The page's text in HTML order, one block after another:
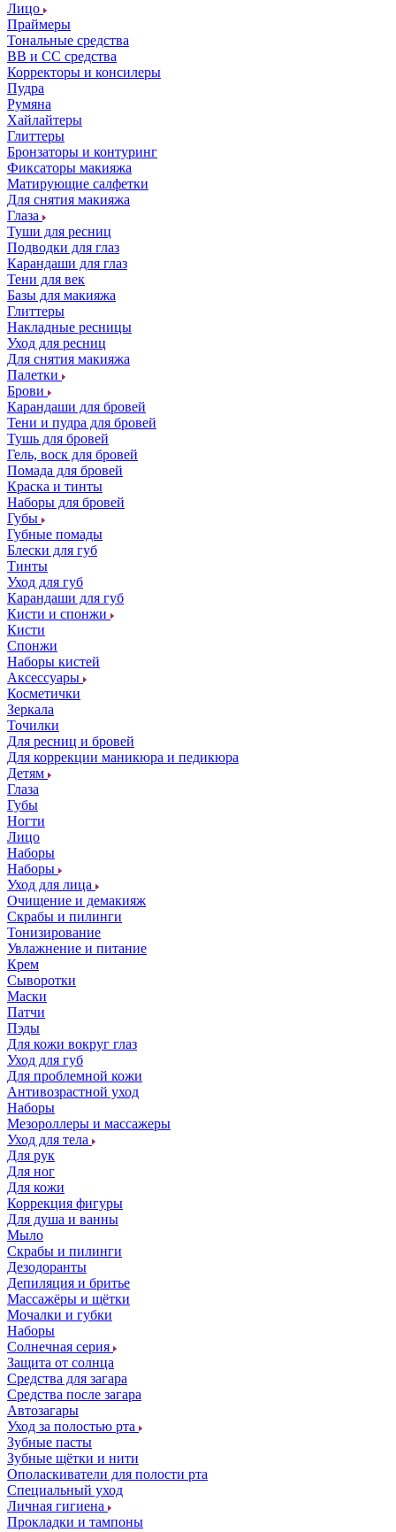
Лицо
Праймеры
Тональные средства
ВВ и СС средства
Корректоры и консилеры
Пудра
Румяна
Хайлайтеры
Глиттеры
Бронзаторы и контуринг
Фиксаторы макияжа
Матирующие салфетки
Для снятия макияжа
Глаза
Туши для ресниц
Подводки для глаз
Карандаши для глаз
Тени для век
Базы для макияжа
Глиттеры
Накладные ресницы
Уход для ресниц
Для снятия макияжа
Палетки
Брови
Карандаши для бровей
Тени и пудра для бровей
Тушь для бровей
Гель, воск для бровей
Помада для бровей
Краска и тинты
Наборы для бровей
Губы
Губные помады
Блески для губ
Тинты
Уход для губ
Карандаши для губ
Кисти и спонжи
Кисти
Спонжи
Наборы кистей
Аксессуары
Косметички
Зеркала
Точилки
Для ресниц и бровей
Для коррекции маникюра и педикюра
Детям
Глаза
Губы
Ногти
Лицо
Наборы
Наборы
Уход для лица
Очищение и демакияж
Скрабы и пилинги
Тонизирование
Увлажнение и питание
Крем
Сыворотки
Маски
Патчи
Пэды
Для кожи вокруг глаз
Уход для губ
Для проблемной кожи
Антивозрастной уход
Наборы
Мезороллеры и массажеры
Уход для тела
Для рук
Для ног
Для кожи
Коррекция фигуры
Для душа и ванны
Мыло
Скрабы и пилинги
Дезодоранты
Депиляция и бритье
Массажёры и щётки
Мочалки и губки
Наборы
Солнечная серия
Защита от солнца
Средства для загара
Средства после загара
Автозагары
Уход за полостью рта
Зубные пасты
Зубные щётки и нити
Ополаскиватели для полости рта
Специальный уход
Личная гигиена
Прокладки и тампоны